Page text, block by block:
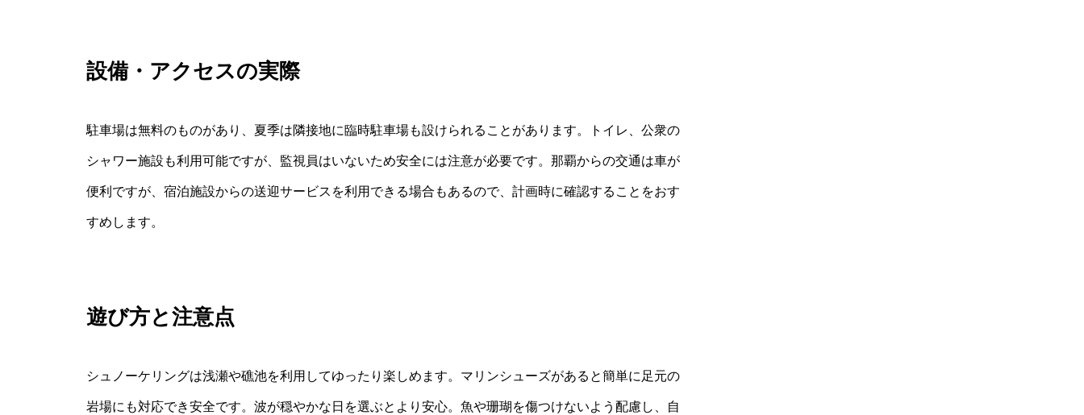
設備・アクセスの実際
駐車場は無料のものがあり、夏季は隣接地に臨時駐車場も設けられることがあります。トイレ、公衆の
シャワー施設も利用可能ですが、監視員はいないため安全には注意が必要です。那覇からの交通は車が
便利ですが、宿泊施設からの送迎サービスを利用できる場合もあるので、計画時に確認することをおす
すめします。
遊び方と注意点
シュノーケリングは浅瀬や礁池を利用してゆったり楽しめます。マリンシューズがあると簡単に足元の
岩場にも対応でき安全です。波が穏やかな日を選ぶとより安心。魚や珊瑚を傷つけないよう配慮し、自